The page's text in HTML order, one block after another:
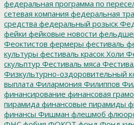
федеральная программа по
сетевая компания федеральная
средства федеральный розыск
фейки фейковые новости
Феоктистов фермеры фестиваль
культуры фестиваль красок Холи
скульптур Фестиваль мяса
Физкультурно-оздоровительный
выплата Филармония Филиппов
финансирование финансовая
пирамида финансовые пирамиды
финансы Фишман флешмоб